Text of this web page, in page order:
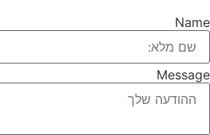
Name
Message